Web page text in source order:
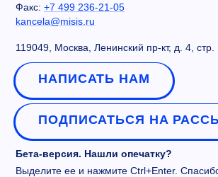
Факс: +7 499 236-21-05
kancela@misis.ru
119049, Москва, Ленинский пр-кт, д. 4, стр.
НАПИСАТЬ НАМ
ПОДПИСАТЬСЯ НА
Бета-версия. Нашли опечатку?
Выделите ее и нажмите Ctrl+Enter.